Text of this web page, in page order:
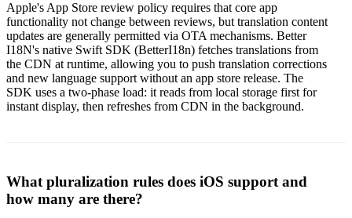
Apple's App Store review policy requires that core app
functionality not change between reviews, but translation content
updates are generally permitted via OTA mechanisms. Better
I18N's native Swift SDK (BetterI18n) fetches translations from
the CDN at runtime, allowing you to push translation corrections
and new language support without an app store release. The
SDK uses a two-phase load: it reads from local storage first for
instant display, then refreshes from CDN in the background.
What pluralization rules does iOS support and
how many are there?